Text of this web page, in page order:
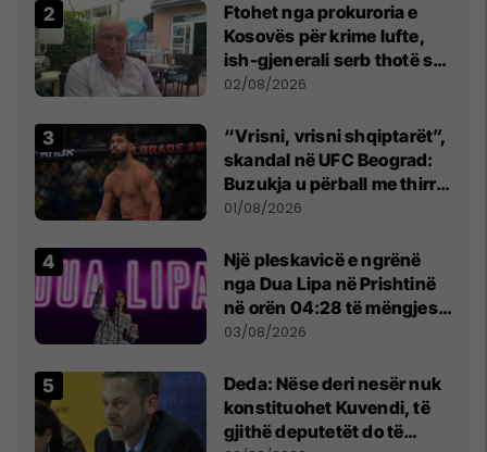
Ftohet nga prokuroria e
Kosovës për krime lufte,
ish-gjenerali serb thotë se
dikush e tradhtoi në
02/08/2026
“Vrisni, vrisni shqiptarët”,
skandal në UFC Beograd:
Buzukja u përball me thirrje
anti-shqiptare nga
01/08/2026
Një pleskavicë e ngrënë
nga Dua Lipa në Prishtinë
në orën 04:28 të mëngjesit
- dhe bota digjitale serbe
03/08/2026
Deda: Nëse deri nesër nuk
konstituohet Kuvendi, të
gjithë deputetët do të